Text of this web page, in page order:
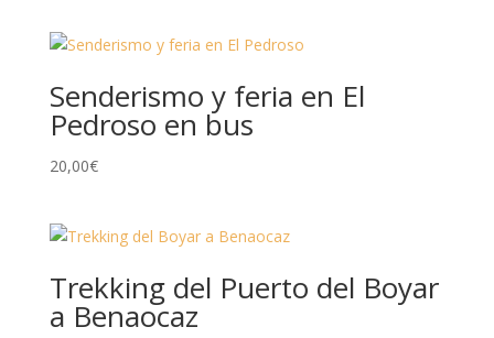
Senderismo y feria en El
Pedroso en bus
20,00€
Trekking del Puerto del Boyar
a Benaocaz